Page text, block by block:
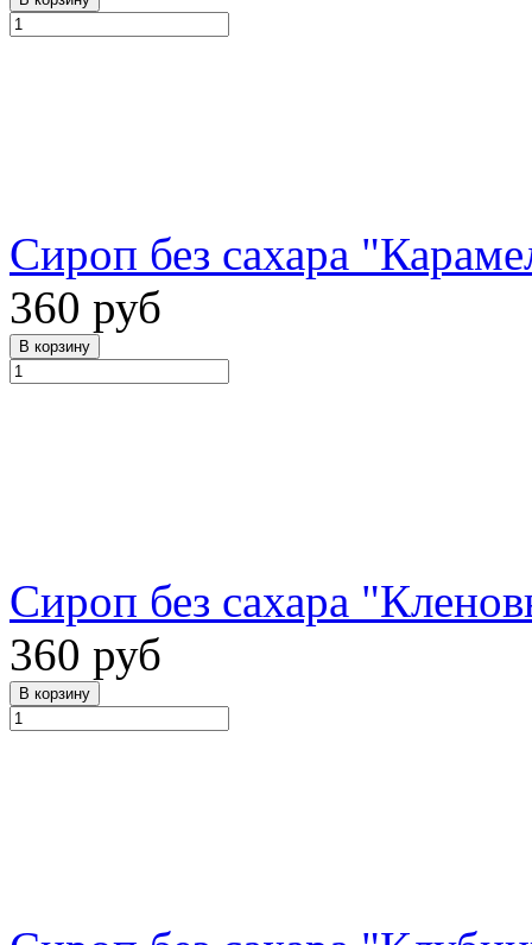
Сироп без сахара
360 руб
Сироп без сахара
360 руб